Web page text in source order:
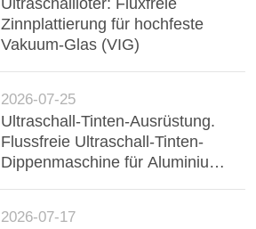
Zinnplattierung für hochfeste
Vakuum-Glas (VIG)
2026-07-25
Ultraschall-Tinten-Ausrüstung.
Flussfreie Ultraschall-Tinten-
Dippenmaschine für Aluminium-
2026-07-17